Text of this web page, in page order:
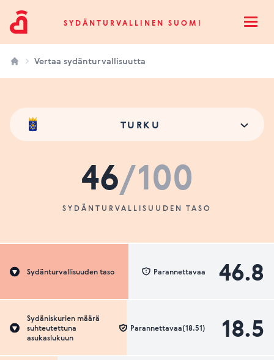
Sydänturvallinen SuomiSYDÄNTURVALLINEN SUOMI
Vertaa sydänturvallisuutta
TURKU
46/100
SYDÄNTURVALLISUUDEN TASO
Sydänturvallisuuden taso 46.8
Parannettavaa
Sydäniskurien määrä
suhteutettuna
asukaslukuun
18.5
Parannettavaa(18.51)